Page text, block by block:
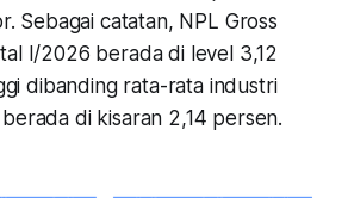
Sebagai catatan, NPL Gross
I/2026 berada di level 3,12
dibanding rata-rata industri
di kisaran 2,14 persen.